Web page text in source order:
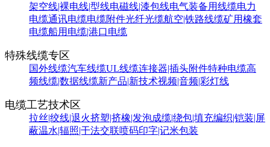
架空线|裸电线|型线电磁线|漆包线电气装备用线缆电力
电缆通讯电缆电缆附件光纤光缆航空|铁路线缆矿用橡套
电缆船用电缆|港口电缆
特殊线缆专区
国外线缆汽车线缆UL线缆连接器|插头附件特种电缆高
频线缆|数据线缆新产品|新技术视频|音频|彩灯线
电缆工艺技术区
拉丝|绞线|退火挤塑|挤橡|发泡成缆|绕包|填充编织|铠装|屏
蔽温水|辐照|干法交联喷码印字|记米包装